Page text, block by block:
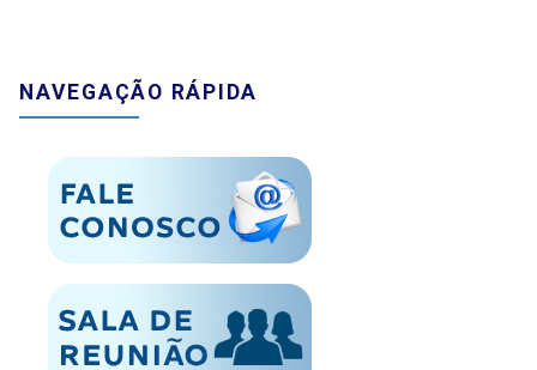
NAVEGAÇÃO RÁPIDA